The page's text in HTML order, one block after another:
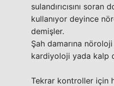
sulandırıcısını
kullanıyor deyince
demişler.
Şah damarına
kardiyoloji yada kalp
Tekrar kontroller için